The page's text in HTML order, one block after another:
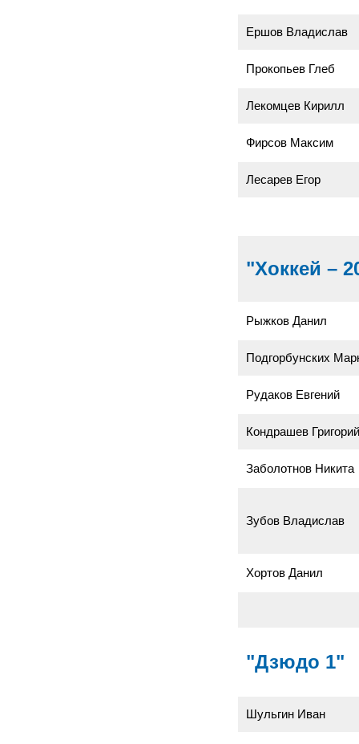
Ершов Владислав
Прокопьев Глеб
Лекомцев Кирилл
Фирсов Максим
Лесарев Егор
"Хоккей –
Рыжков Данил
Подгорбунских
Рудаков Евгений
Кондрашев Григорий
Заболотнов Никита
Зубов Владислав
Хортов Данил
"Дзюдо 1"
Шульгин Иван